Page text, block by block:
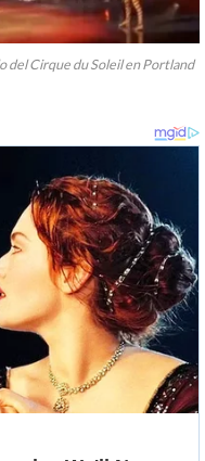
del Cirque du Soleil en Portland